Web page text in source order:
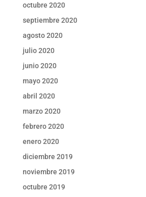
octubre 2020
septiembre 2020
agosto 2020
julio 2020
junio 2020
mayo 2020
abril 2020
marzo 2020
febrero 2020
enero 2020
diciembre 2019
noviembre 2019
octubre 2019